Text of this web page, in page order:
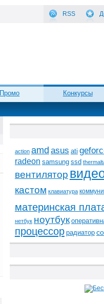
RSS
Промо Конкурсы
action amd asus ati
radeon samsung ssd
вентилятор
кастом клавиатура
материнская
нетбук ноутбук
процессор радиатор